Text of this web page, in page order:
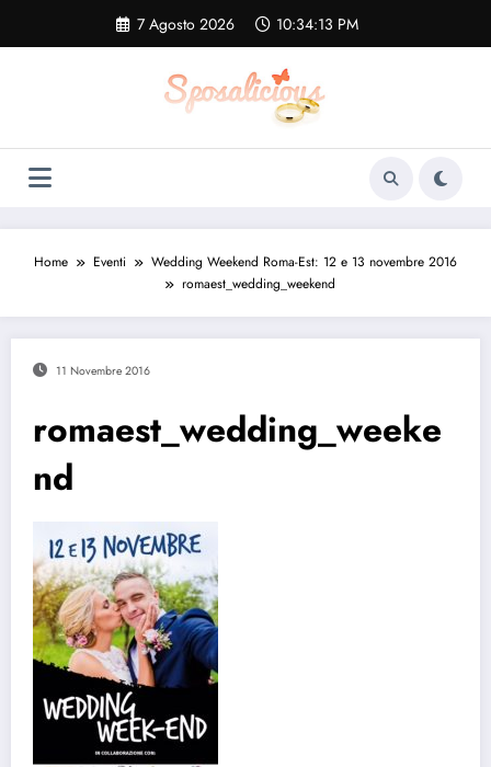
contenuto
7 Agosto 2026 10:34:14 PM
Home Eventi
Wedding Weekend Roma-Est: 12 e 13 novembre 2016
romaest_wedding_weekend
11 Novembre 2016
romaest_wedding_weeke
nd